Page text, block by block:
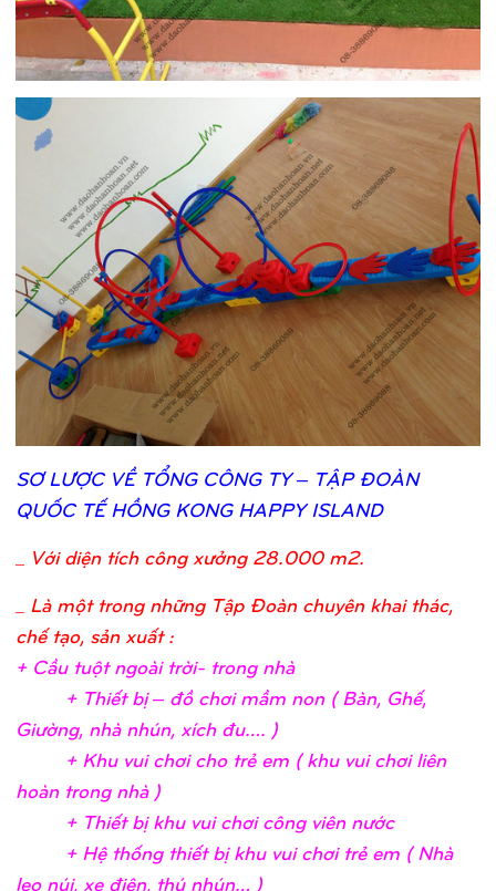
SƠLƯỢC VỀTỔNG CÔNG TY – TẬP ĐOÀN
QUỐC TẾHỒNG KONG HAPPY ISLAND
Với diện tích công xưởng 28.000 m2.
_ Là một trong những Tập Đoàn chuyên khai thác,
chế tạo, sản xuất :
+ Cầu tuột ngoài trời- trong nhà
+ Thiết bị– đồchơi mầm non ( Bàn, Ghế,
Giường, nhà nhún, xích đu…. )
+ Khu vui chơi cho trẻem ( khu vui chơi liên
hoàn trong nhà )
+ Thiết bịkhu vui chơi công viên nước
+ Hệthống thiết bịkhu vui chơi trẻem ( Nhà
leo núi, xe điện, thú nhún… )